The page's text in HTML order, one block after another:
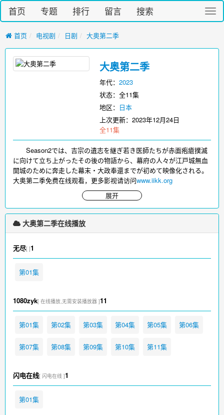
切
换
首页 专题 排行 留言 搜索
首页 电视剧 日剧 大奥第二季
大奥第二季
年代：2023
状态：全11集
地区： 日本
上次更新：2023年12月24日
全11集
展开
Season2では、吉宗の遺志を継ぎ若き医師たちが赤面疱瘡撲滅
に向けて立ち上がったその後の物語から、幕府の人々が江戸城無血
開城のために奔走した幕末・大政奉還までが初めて映像化される。
大奥第二季免费在线观看，更多影视请访问www.iikk.org
大奥第二季在线播放
无尽[ ]1
第01集
1080zyk[ 在线播放,无需安装播放器 ]11
第01集 第02集 第03集 第04集 第05集 第06集
第07集 第08集 第09集 第10集 第11集
闪电在线[ 闪电在线 ]1
第01集